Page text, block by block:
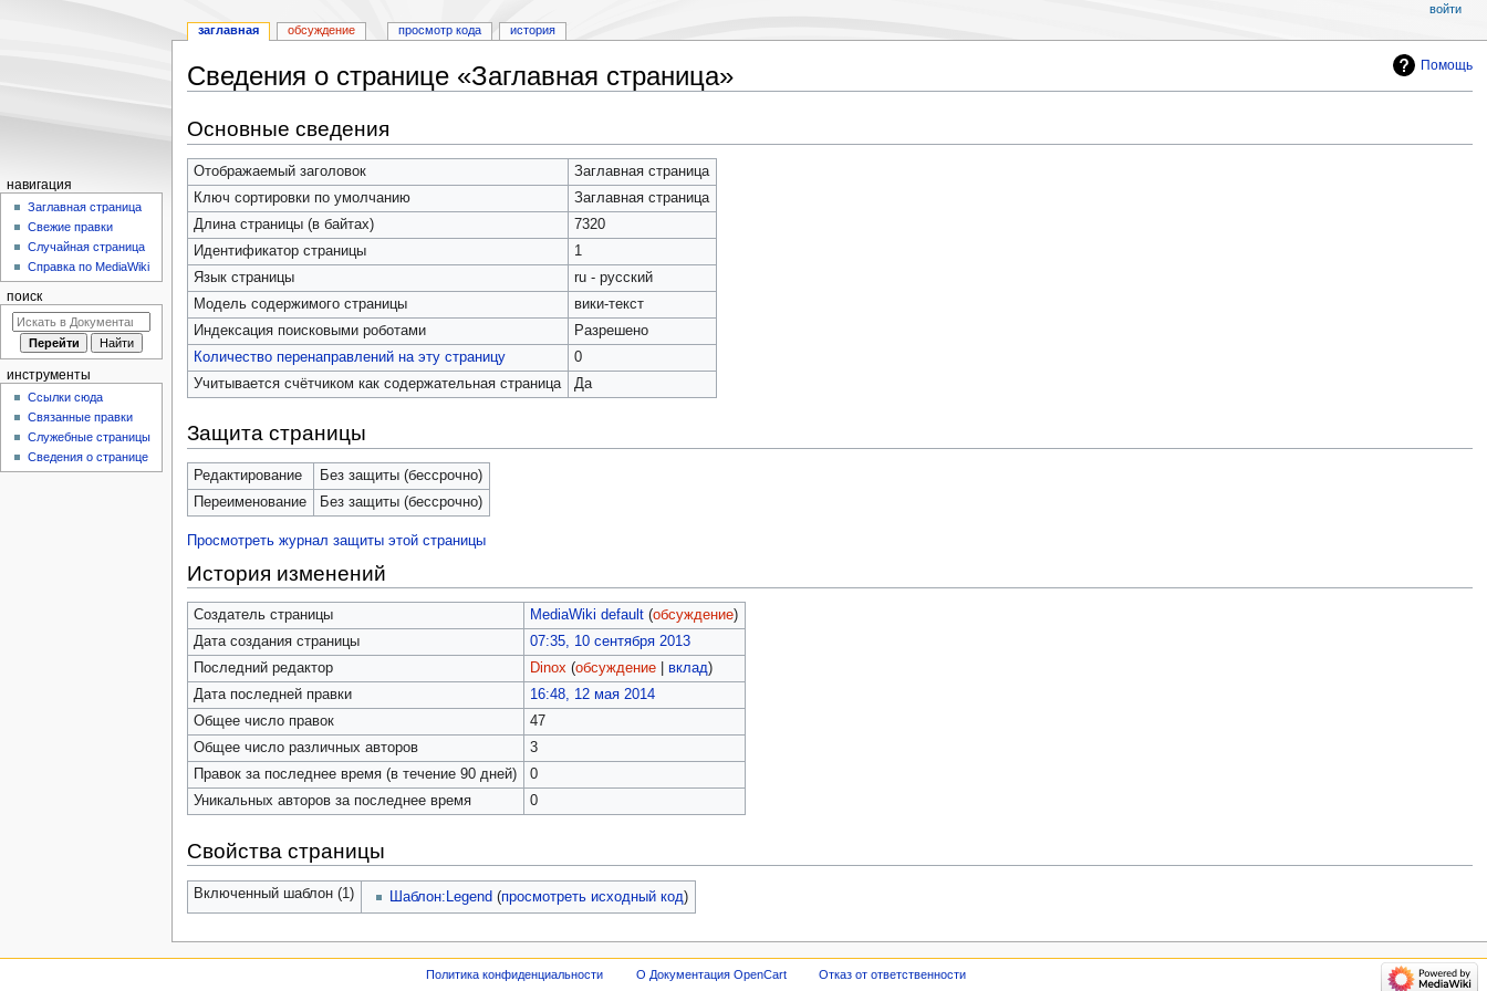
Помощь
Сведения о странице «Заглавная страница»
к
навигации
к
поиску
Основные сведения
Отображаемый заголовок
Заглавная страница
Ключ сортировки по умолчанию
Заглавная страница
Длина страницы (в байтах)
7320
Идентификатор страницы
1
Язык страницы
ru - русский
Модель содержимого страницы
вики-текст
Индексация поисковыми роботами
Разрешено
Количество перенаправлений на эту страницу
0
Учитывается счётчиком как содержательная страница
Да
Защита страницы
Редактирование
Без защиты (бессрочно)
Переименование
Без защиты (бессрочно)
Просмотреть журнал защиты этой страницы
История изменений
Создатель страницы MediaWiki default (обсуждение)
Дата создания страницы
07:35, 10 сентября 2013
Последний редактор
Dinox (обсуждение| вклад)
Дата последней правки
16:48, 12 мая 2014
Общее число правок
47
Общее число различных авторов
3
Правок за последнее время (в течение 90 дней)
0
Уникальных авторов за последнее время
0
Свойства страницы
Включенный шаблон (1) Шаблон:Legend (просмотреть исходный код)
заглавная обсуждение просмотр кода история
войти
навигация
Заглавная страница
Свежие правки
Случайная страница
Справка по MediaWiki
поиск
инструменты
Ссылки сюда
Связанные правки
Служебные страницы
Сведения о странице
Политика конфиденциальности О Документация OpenCart Отказ от ответственности